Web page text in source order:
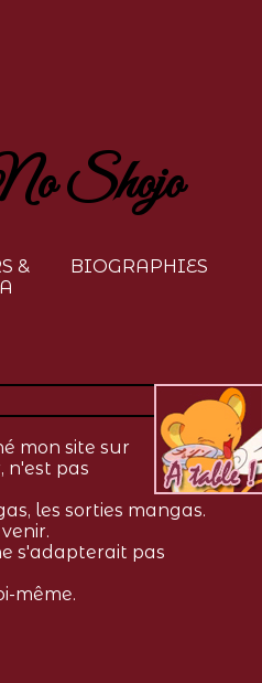
Shojo
&
BIOGRAPHIES
mon site sur
n'est pas
les sorties mangas.
s'adapterait pas
même.